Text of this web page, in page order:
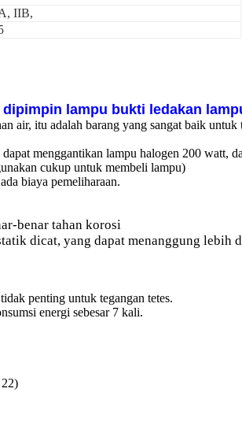
IIB,
lampu bukti ledakan
air, itu adalah barang yang sangat baik untuk
menggantikan lampu halogen 200 watt,
cukup untuk membeli lampu)
biaya pemeliharaan.
benar tahan korosi
dicat, yang dapat menanggung lebih
penting untuk tegangan tetes.
energi sebesar 7 kali.